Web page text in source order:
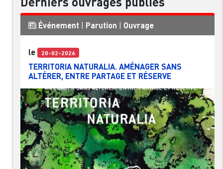
Événement Parution Ouvrage
le 20-02-2026
TERRITORIA NATURALIA. AMÉNAGER SANS
ALTÉRER, ENTRE PARTAGE ET RÉSERVE